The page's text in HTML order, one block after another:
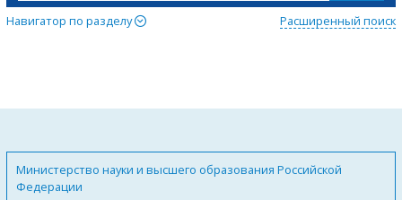
Навигатор по разделу Расширенный поиск
Министерство науки и высшего образования Российской
Федерации